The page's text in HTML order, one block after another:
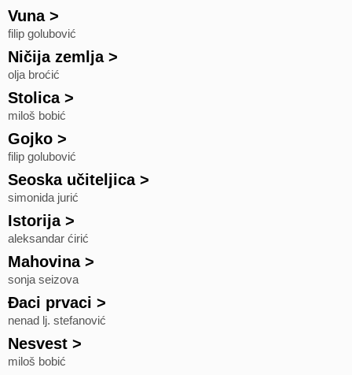
Vuna>
filip golubović
Ničija zemlja>
olja broćić
Stolica>
miloš bobić
Gojko >
filip golubović
Seoska učiteljica>
simonida jurić
Istorija>
aleksandar ćirić
Mahovina>
sonja seizova
Đaci prvaci >
nenad lj. stefanović
Nesvest >
miloš bobić